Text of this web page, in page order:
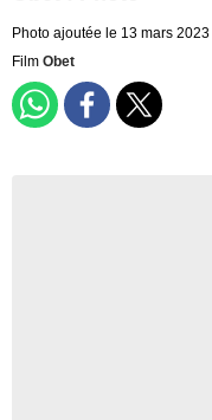
Photo ajoutée le 13 mars 2023
Film Obet